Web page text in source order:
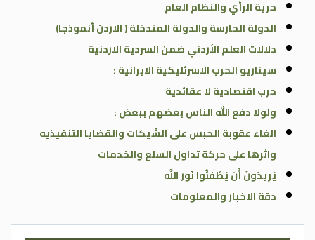
حرية الرأي والنظام العام
الدولة الحارسة والدولة المتدخلة ( الاردن أنموذجا)
دلالات العلم الأردني ضمن السردية الاردنية
سيناريو الحرب الاسرئليكية الايرانية :
حرب اقتصادية لا عقائدية
ولولا دفع الله الناس بعضهم ببعض :
الغاء عقوبة الحبس على الشيكات والقضايا التنفيذيه
واثرها على حركة تداول السلع والخدمات
يُرِيدُونَ أَن يُطْفِئُوا نُورَ اللَّهِ
دقة الاخبار والمعلومات